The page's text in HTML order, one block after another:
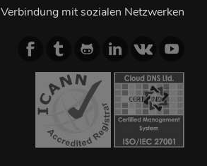
Verbindung mit sozialen Netzwerken